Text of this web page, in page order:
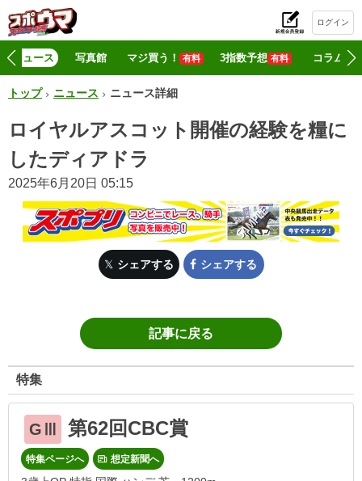
ログイン
ニュース 写真館 マジ買う！ 有料 3指数予想 有料 コラム
トップ ニュース ニュース詳細
ロイヤルアスコット開催の経験を糧に
したディアドラ
2025年6月20日 05:15
シェアする シェアする
記事に戻る
特集
GⅢ 第62回CBC賞
特集ページへ 想定新聞へ